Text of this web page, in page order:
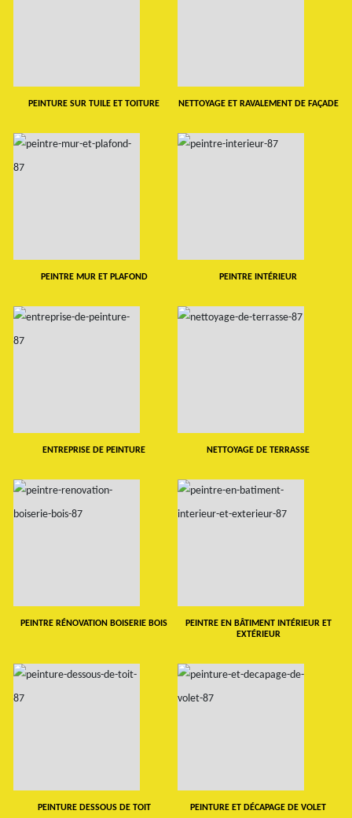
PEINTURE SUR TUILE ET TOITURE NETTOYAGE ET RAVALEMENT DE FAÇADE
PEINTRE MUR ET PLAFOND PEINTRE INTÉRIEUR
ENTREPRISE DE PEINTURE NETTOYAGE DE TERRASSE
PEINTRE RÉNOVATION BOISERIE BOIS
PEINTRE EN BÂTIMENT INTÉRIEUR ET
EXTÉRIEUR
PEINTURE DESSOUS DE TOIT PEINTURE ET DÉCAPAGE DE VOLET